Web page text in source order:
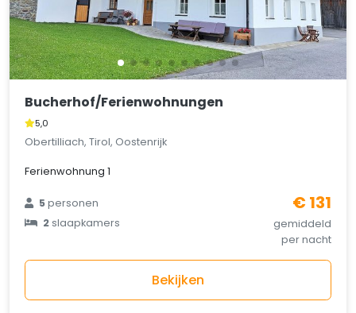
Bucherhof/Ferienwohnungen
5,0
Obertilliach, Tirol, Oostenrijk
Ferienwohnung 1
5personen
2slaapkamers
€ 131
gemiddeld
per nacht
Bekijken